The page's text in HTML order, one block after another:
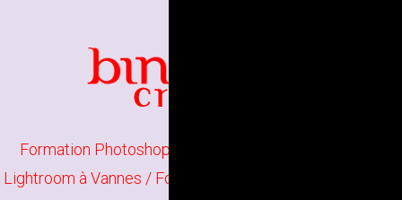
Formation Photoshop Initiation à Lorient
Lightroom à Vannes / Formation Photographie Initiation à